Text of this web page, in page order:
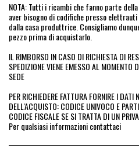
NOTA: Tutti i ricambi che fanno parte
aver bisogno di codifiche presso
dalla casa produttrice. Consigliamo
pezzo prima di acquistarlo.
IL RIMBORSO IN CASO DI RICHIESTA DI
SPEDIZIONE VIENE EMESSO AL MOMENTO
SEDE
PER RICHIEDERE FATTURA FORNIRE I DATI
DELL'ACQUISTO: CODICE UNIVOCO E
CODICE FISCALE SE SI TRATTA DI UN
Per qualsiasi informazioni contattaci